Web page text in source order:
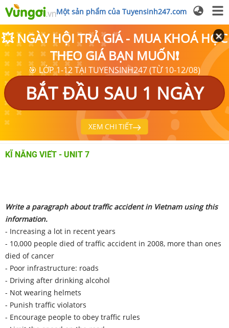
Một sản phẩm của Tuyensinh247.com
💥 NGÀY HỘI TRẢ GIÁ - MUA KHOÁ HỌC
THEO GIÁ BẠN MUỐN❗
🎯 LỚP 1-12 TẠI TUYENSINH247 (TỪ 10-12/08)
BẮT ĐẦU SAU 1 NGÀY
XEM CHI TIẾT
KĨ NĂNG VIẾT - UNIT 7
Write a paragraph about traffic accident in Vietnam using this
information.
- Increasing a lot in recent years
- 10,000 people died of traffic accident in 2008, more than ones
died of cancer
- Poor infrastructure: roads
- Driving after drinking alcohol
- Not wearing helmets
- Punish traffic violators
- Encourage people to obey traffic rules